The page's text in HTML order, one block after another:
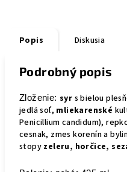
Popis Diskusia
Podrobný popis
Zloženie: syr s bielou
jedlá soľ, mliekarenské
Penicillium candidum),
cesnak, zmes korenín a
stopy zeleru, horčice,